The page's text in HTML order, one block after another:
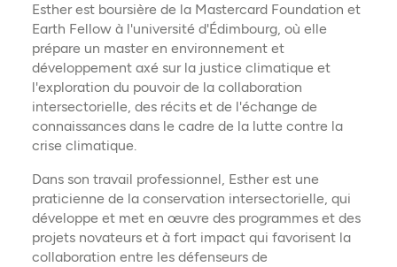
Esther est boursière de la Mastercard Foundation et
Earth Fellow à l'université d'Édimbourg, où elle
prépare un master en environnement et
développement axé sur la justice climatique et
l'exploration du pouvoir de la collaboration
intersectorielle, des récits et de l'échange de
connaissances dans le cadre de la lutte contre la
crise climatique.
Dans son travail professionnel, Esther est une
praticienne de la conservation intersectorielle, qui
développe et met en œuvre des programmes et des
projets novateurs et à fort impact qui favorisent la
collaboration entre les défenseurs de